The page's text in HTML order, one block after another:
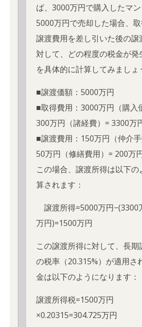
ば、3000万円で購入したマ
5000万円で売却した場合、
譲渡費用を差し引いた後の譲
対して、どの程度の税金が発
を具体的に計算してみましょ
■譲渡価額：5000万円
■取得費用：3000万円（購入
300万円（諸経費）= 3300万
■譲渡費用：150万円（仲介
50万円（修繕費用）= 200万
この場合、譲渡所得は以下の
算されます：
譲渡所得=5000万円−(3300
万円)=1500万円
この譲渡所得に対して、長期
の税率（20.315%）が適用さ
金は以下のようになります：
譲渡所得税=1500万円
×0.20315=304.725万円